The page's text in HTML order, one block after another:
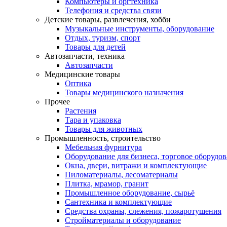
Телефония и средства связи
Детские товары, развлечения, хобби
Музыкальные инструменты, оборудование
Отдых, туризм, спорт
Товары для детей
Автозапчасти, техника
Автозапчасти
Медицинские товары
Оптика
Товары медицинского назначения
Прочее
Растения
Тара и упаковка
Товары для животных
Промышленность, строительство
Мебельная фурнитура
Оборудование для бизнеса, торговое
Окна, двери, витражи и комплектующие
Пиломатериалы, лесоматериалы
Плитка, мрамор, гранит
Промышленное оборудование, сырьё
Сантехника и комплектующие
Средства охраны, слежения, пожаротушения
Стройматериалы и оборудование